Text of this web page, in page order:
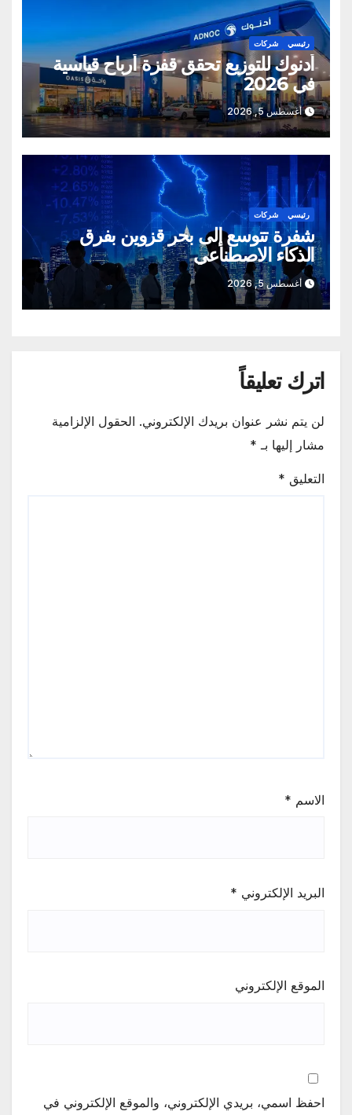
رئيسي شركات
أدنوك للتوزيع تحقق قفزة أرباح قياسية
في 2026
أغسطس 5, 2026
رئيسي شركات
شفرة تتوسع إلى بحر قزوين بفرق
الذكاء الاصطناعي
أغسطس 5, 2026
اترك تعليقاً
لن يتم نشر عنوان بريدك الإلكتروني. الحقول الإلزامية
مشار إليها بـ *
التعليق *
الاسم *
البريد الإلكتروني *
الموقع الإلكتروني
احفظ اسمي، بريدي الإلكتروني، والموقع الإلكتروني في